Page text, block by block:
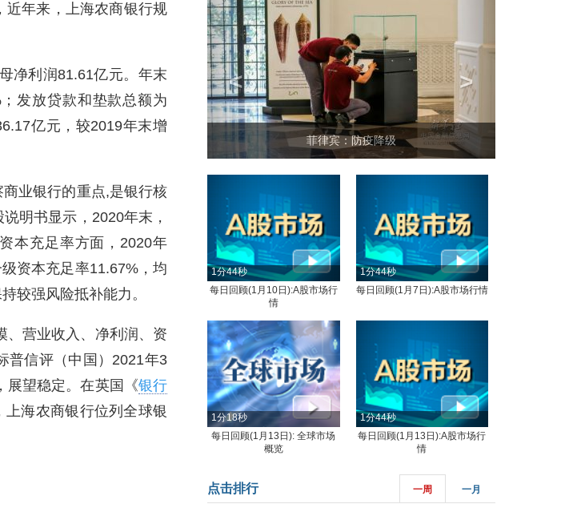
近年来，上海农商银行规
净利润81.61亿元。年末
发放贷款和垫款总额为
亿元，较2019年末增
业银行的重点,是银行核
明书显示，2020年末，
本充足率方面，2020年
资本充足率11.67%，均
较强风险抵补能力。
、营业收入、净利润、资
普信评（中国）2021年3
展望稳定。在英国《银行
上海农商银行位列全球银
坐上火车看老挝
< >
1分44秒
每日回顾(1月10日):A股市场行
情
1分44秒
每日回顾(1月7日):A股市场行情
1分18秒
每日回顾(1月13日): 全球市场
概览
1分44秒
每日回顾(1月13日):A股市场行
情
点击排行 一周 一月